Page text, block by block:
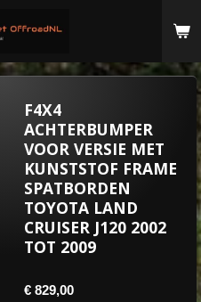
F4X4
ACHTERBUMPER
VOOR VERSIE MET
KUNSTSTOF FRAME
SPATBORDEN
TOYOTA LAND
CRUISER J120 2002
TOT 2009
€ 829,00